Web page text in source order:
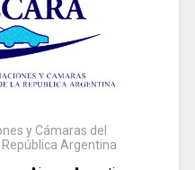
y Cámaras del
Argentina